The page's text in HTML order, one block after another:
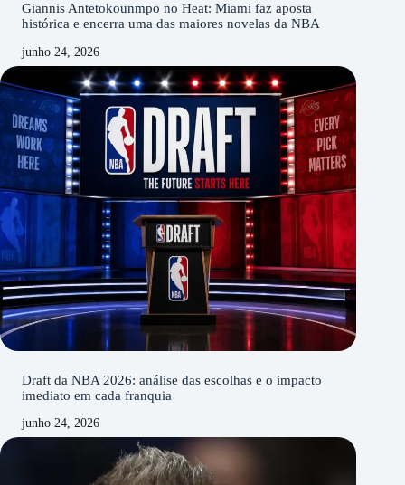
Giannis Antetokounmpo no Heat: Miami faz aposta
histórica e encerra uma das maiores novelas da NBA
junho 24, 2026
Draft da NBA 2026: análise das escolhas e o impacto
imediato em cada franquia
junho 24, 2026